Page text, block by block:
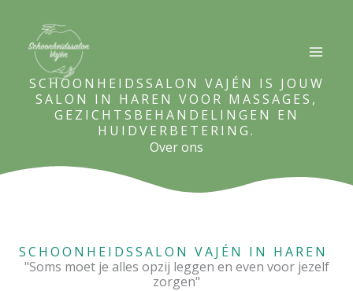
inhoud
SCHOONHEIDSSALON VAJÉN IS JOUW
SALON IN HAREN VOOR MASSAGES,
GEZICHTSBEHANDELINGEN EN
HUIDVERBETERING.
Over ons
SCHOONHEIDSSALON VAJÉN IN HAREN
"Soms moet je alles opzij leggen en even voor jezelf
zorgen"